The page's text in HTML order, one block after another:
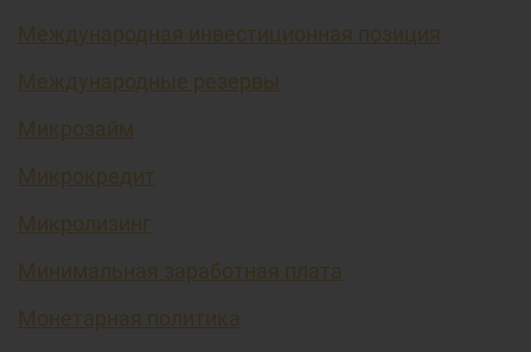
Международная инвестиционная позиция
Международные резервы
Микрозайм
Микрокредит
Микролизинг
Минимальная заработная плата
Монетарная политика